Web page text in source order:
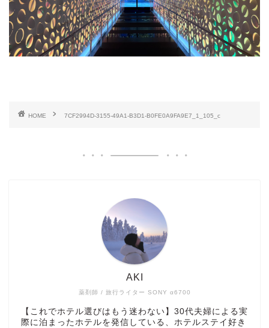
HOME 7CF2994D-3155-49A1-B3D1-B0FE0A9FA9E7_1_105_c
薬剤師 / 旅行ライター SONY α6700
AKI
【これでホテル選びはもう迷わない】30代夫婦による実
際に泊まったホテルを発信している、ホテルステイ好き